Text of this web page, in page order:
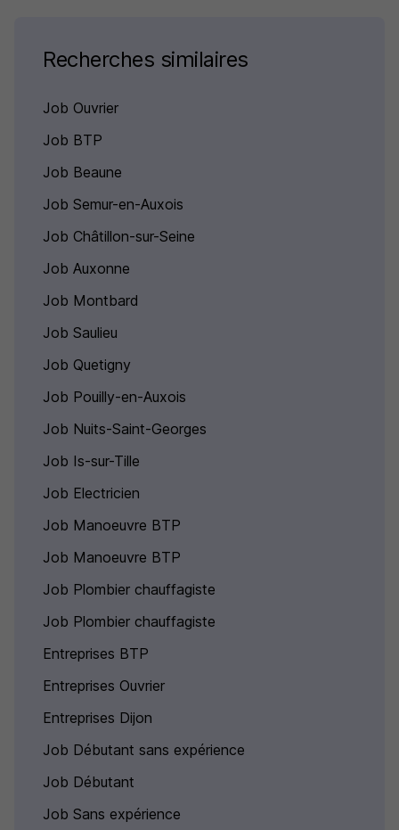
Recherches similaires
Job Ouvrier
Job BTP
Job Beaune
Job Semur-en-Auxois
Job Châtillon-sur-Seine
Job Auxonne
Job Montbard
Job Saulieu
Job Quetigny
Job Pouilly-en-Auxois
Job Nuits-Saint-Georges
Job Is-sur-Tille
Job Electricien
Job Manoeuvre BTP
Job Manoeuvre BTP
Job Plombier chauffagiste
Job Plombier chauffagiste
Entreprises BTP
Entreprises Ouvrier
Entreprises Dijon
Job Débutant sans expérience
Job Débutant
Job Sans expérience